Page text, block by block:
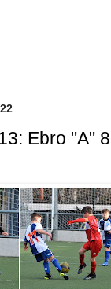
Ebro "A"